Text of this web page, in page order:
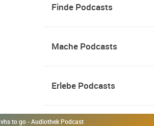
Finde Podcasts
Mache Podcasts
Erlebe Podcasts
vhs to go - Audiothek Podcast